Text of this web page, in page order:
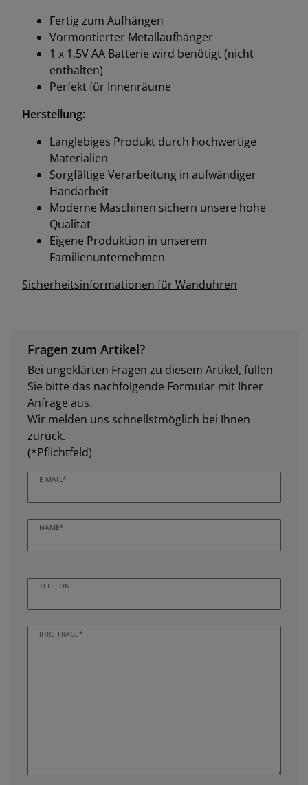
Fertig zum Aufhängen
Vormontierter Metallaufhänger
1 x 1,5V AA Batterie wird benötigt (nicht
enthalten)
Perfekt für Innenräume
Herstellung:
Langlebiges Produkt durch hochwertige
Materialien
Sorgfältige Verarbeitung in aufwändiger
Handarbeit
Moderne Maschinen sichern unsere hohe
Qualität
Eigene Produktion in unserem
Familienunternehmen
Sicherheitsinformationen für Wanduhren
Fragen zum Artikel?
Bei ungeklärten Fragen zu diesem Artikel, füllen
Sie bitte das nachfolgende Formular mit Ihrer
Anfrage aus.
Wir melden uns schnellstmöglich bei Ihnen
zurück.
(*Pflichtfeld)
E-MAIL*
NAME*
TELEFON
IHRE FRAGE*